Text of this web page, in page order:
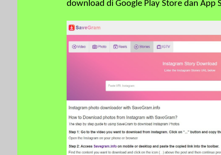
download di Google Play Store dan App